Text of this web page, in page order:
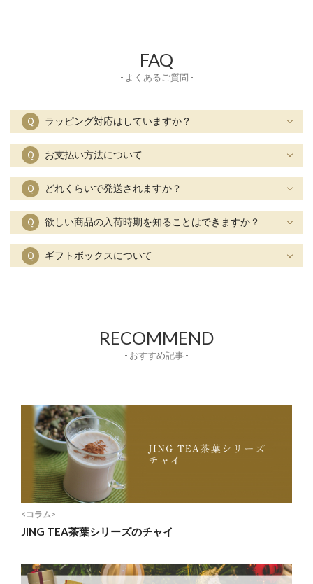
FAQ
- よくあるご質問 -
Ｑ ラッピング対応はしていますか？
Ｑ お支払い方法について
Ｑ どれくらいで発送されますか？
Ｑ 欲しい商品の入荷時期を知ることはできますか？
Ｑ ギフトボックスについて
RECOMMEND
- おすすめ記事 -
<コラム>
JING TEA茶葉シリーズのチャイ